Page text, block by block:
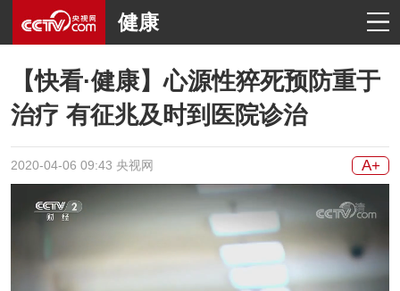
健康
【快看·健康】心源性猝死预防重于
治疗 有征兆及时到医院诊治
2020-04-06 09:43 央视网 A+